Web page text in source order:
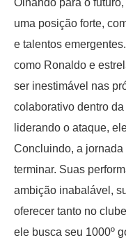
Olhando para o
uma posição forte,
e talentos
como Ronaldo e
ser inestimável nas
colaborativo dentro
liderando o ataque,
Concluindo, a
terminar. Suas
ambição inabalável,
oferecer tanto no
ele busca seu 1000º